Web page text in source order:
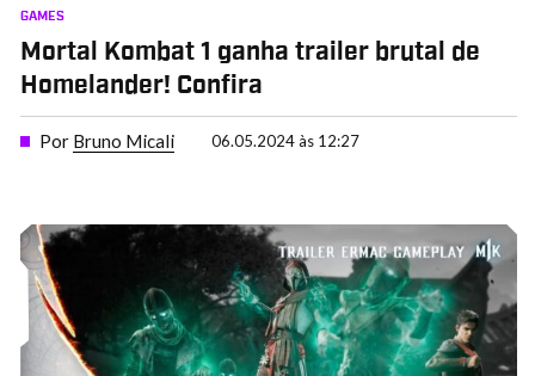
GAMES
Mortal Kombat 1 ganha trailer brutal de
Homelander! Confira
Por Bruno Micali 06.05.2024 às 12:27